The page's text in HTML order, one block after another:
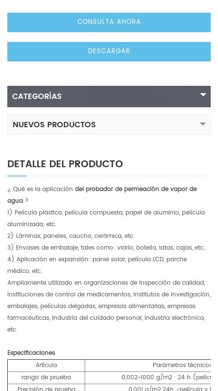
CONSULTA AHORA
DESCARGAR
CATEGORÍAS
NUEVOS PRODUCTOS
DETALLE DEL PRODUCTO
¿ Qué es la aplicación del probador de permeación de vapor de
agua ?
1) Película plástica, película compuesta, papel de aluminio, película
aluminizada, etc.
2) Láminas, paneles, caucho, cerámica, etc.
3) Envases de embalaje, tales como: vidrio, botella, latas, cajas, etc;
4) Aplicación en expansión: panel solar, película LCD, parche
médico, etc.
Ampliamente utilizado en organizaciones de inspección de calidad,
instituciones de control de medicamentos, institutos de investigación,
embalajes, películas delgadas, empresas alimentarias, empresas
farmacéuticas, industria del cuidado personal, industria electrónica,
etc.
Especificaciones
Artículo
Parámetros técnicos
rango de prueba
0,002~1000 g/m2 · 24 h